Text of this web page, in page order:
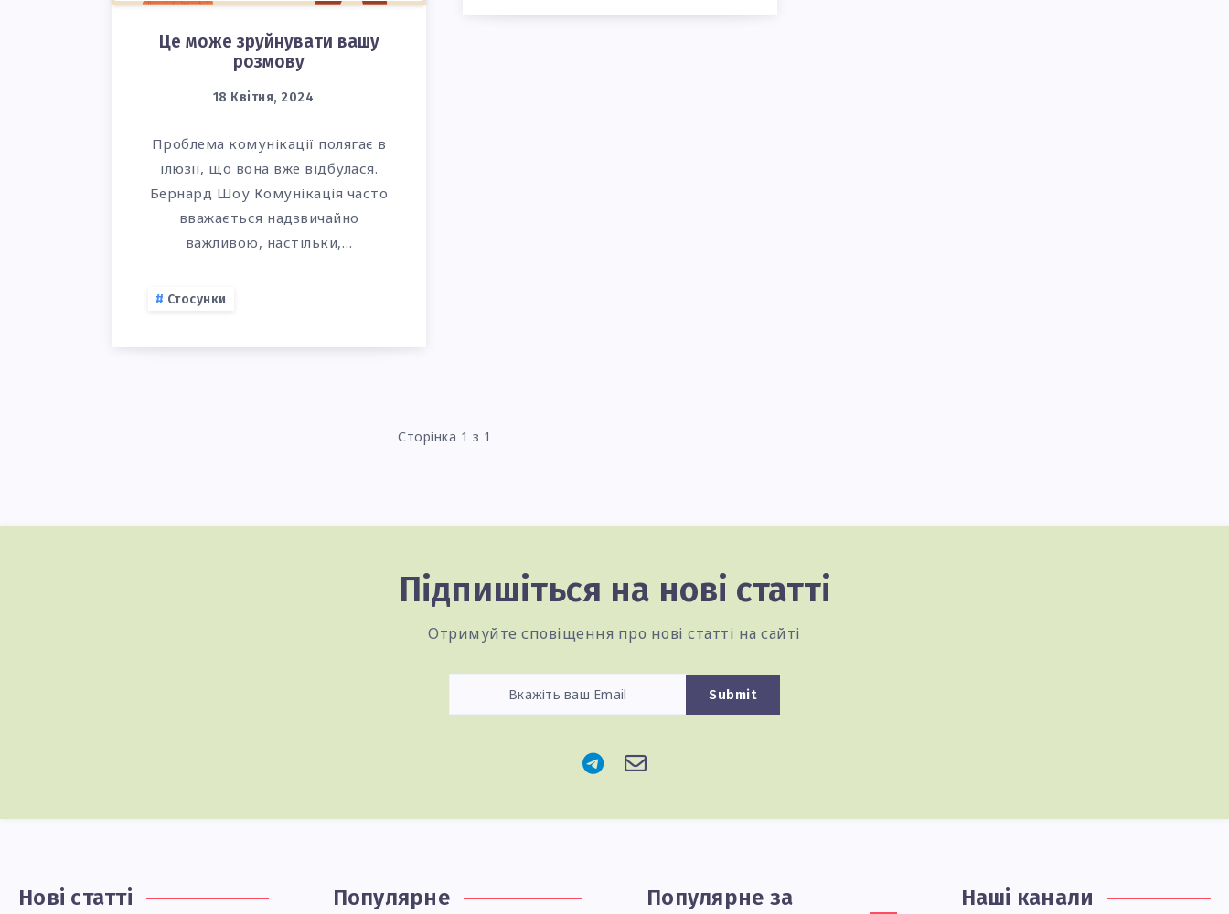
Це може зруйнувати вашу
розмову
18 Квітня, 2024
Проблема комунікації полягає в
ілюзії, що вона вже відбулася.
Бернард Шоу Комунікація часто
вважається надзвичайно
важливою, настільки,…
Стосунки
Сторінка 1 з 1
Підпишіться на нові статті
Отримуйте сповіщення про нові статті на сайті
Submit
Нові статті Популярне Популярне за Наші канали